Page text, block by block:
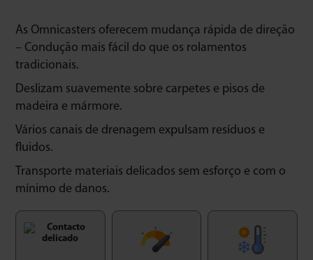
As Omnicasters oferecem mudança rápida de direção
– Condução mais fácil do que os rolamentos
tradicionais.
Deslizam suavemente sobre carpetes e pisos de
madeira e mármore.
Vários canais de drenagem expulsam resíduos e
fluidos.
Transporte materiais delicados sem esforço e com o
mínimo de danos.